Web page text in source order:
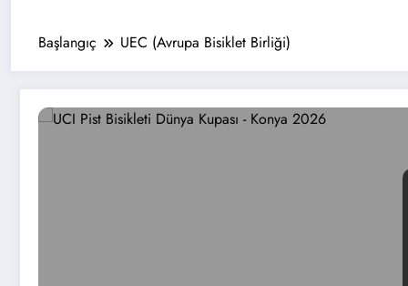
Başlangıç UEC (Avrupa Bisiklet Birliği)